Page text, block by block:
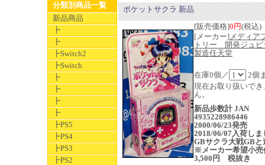
分類別商品一覧
新品商品
┣
┣
┣Switch2
┣Switch
┣
┣
┣
┣
┣PS5
┣PS4
┣PS3
┣PS2
ポケットサクラ 新品
[販売価格]0円(税込)
[メーカー]メディア
トリー 開発ジュ
製造任天堂
在庫0個／
2個
現在お取り扱いでき
ん。
新品歩数計 JAN
4935228986446
2000/06/23発売
2018/06/07入荷しま
GBサクラ大戦GBと
※メーカー希望小売
3,500円 税抜き